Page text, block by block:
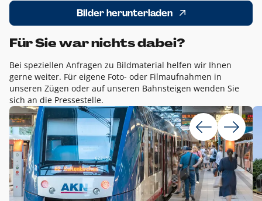
Bilder herunterladen
Für Sie war nichts dabei?
Bei speziellen Anfragen zu Bildmaterial helfen wir Ihnen
gerne weiter. Für eigene Foto- oder Filmaufnahmen in
unseren Zügen oder auf unseren Bahnsteigen wenden Sie
sich an die Pressestelle.